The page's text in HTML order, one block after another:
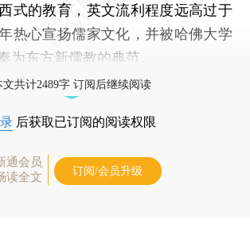
式的教育，英文流利程度远高过于
热心宣扬儒家文化，并被哈佛大学
为东方新儒教的典范。
文共计2489字 订阅后继续阅读
后获取已订阅的阅读权限
通会员
读全文
订阅/会员升级